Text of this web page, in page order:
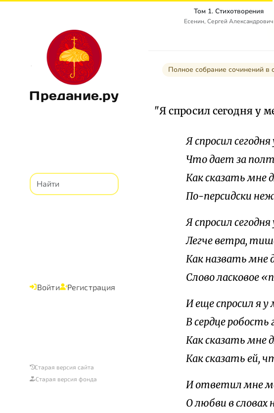
Предание.ру
Войти Регистрация
Старая версия сайта
Старая версия фонда
Том 1. Стихотворения
Есенин, Сергей Александрович
Полное собрание сочинений в
"Я спросил сегодня у
Я спросил
Что дает за
Как сказать мне
По-персидски
Я спросил
Легче ветра,
Как назвать мне
Слово ласковое
И еще спросил я
В сердце
Как сказать мне
Как сказать ей,
И ответил мне
О любви в словах